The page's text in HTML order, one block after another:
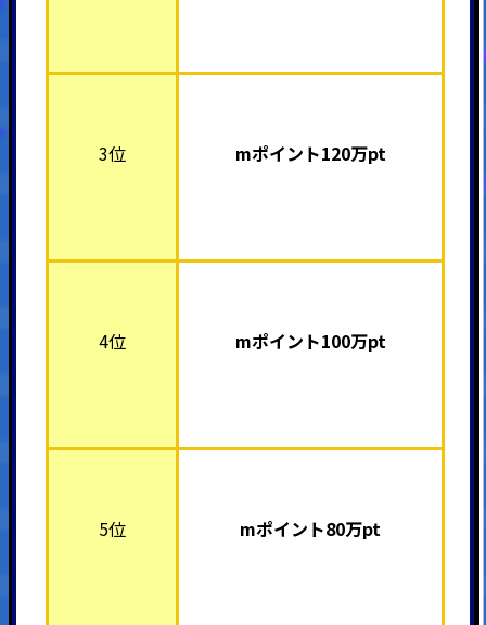
3位 mポイント120万pt
4位 mポイント100万pt
5位 mポイント80万pt